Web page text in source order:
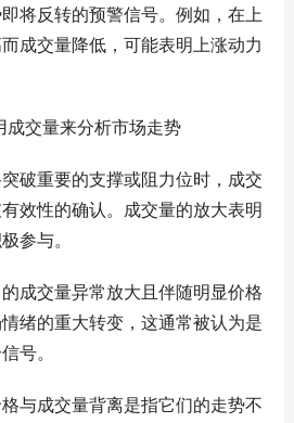
将反转的预警信号。例如，在上
成交量降低，可能表明上涨动力
破重要的支撑或阻力位时，成交
效性的确认。成交量的放大表明
参与。
成交量异常放大且伴随明显价格
绪的重大转变，这通常被认为是
号。
与成交量背离是指它们的走势不